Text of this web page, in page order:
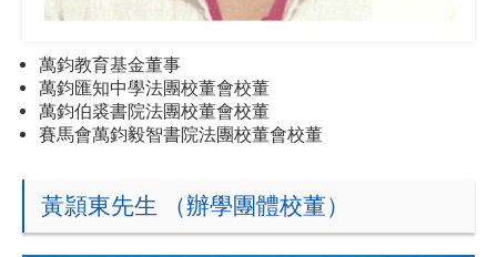
萬鈞教育基金董事
萬鈞匯知中學法團校董會校董
萬鈞伯裘書院法團校董會校董
賽馬會萬鈞毅智書院法團校董會校董
黃頴東先生 （辦學團體校董）